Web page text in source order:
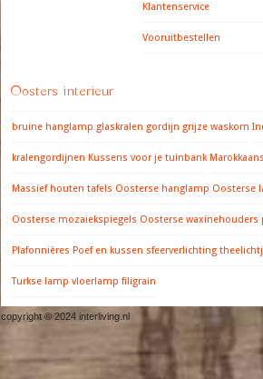
Klantenservice
Vooruitbestellen
Oosters interieur
bruine hanglamp glaskralen gordijn grijze waskom
kralengordijnen Kussens voor je tuinbank
Massief houten tafels Oosterse hanglamp Oosterse
Oosterse mozaiekspiegels Oosterse waxinehouders
Plafonnières Poef en kussen sfeerverlichting
Turkse lamp vloerlamp filigrain
copyright © 2024 interliving.nl